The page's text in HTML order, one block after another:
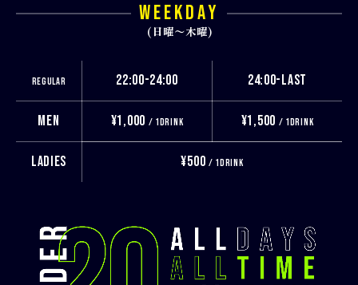
WEEKDAY
(日曜〜木曜)
REGULAR 22:00-24:00 24:00-LAST
MEN ¥1,000 / 1DRINK ¥1,500 / 1DRINK
LADIES ¥500 / 1DRINK